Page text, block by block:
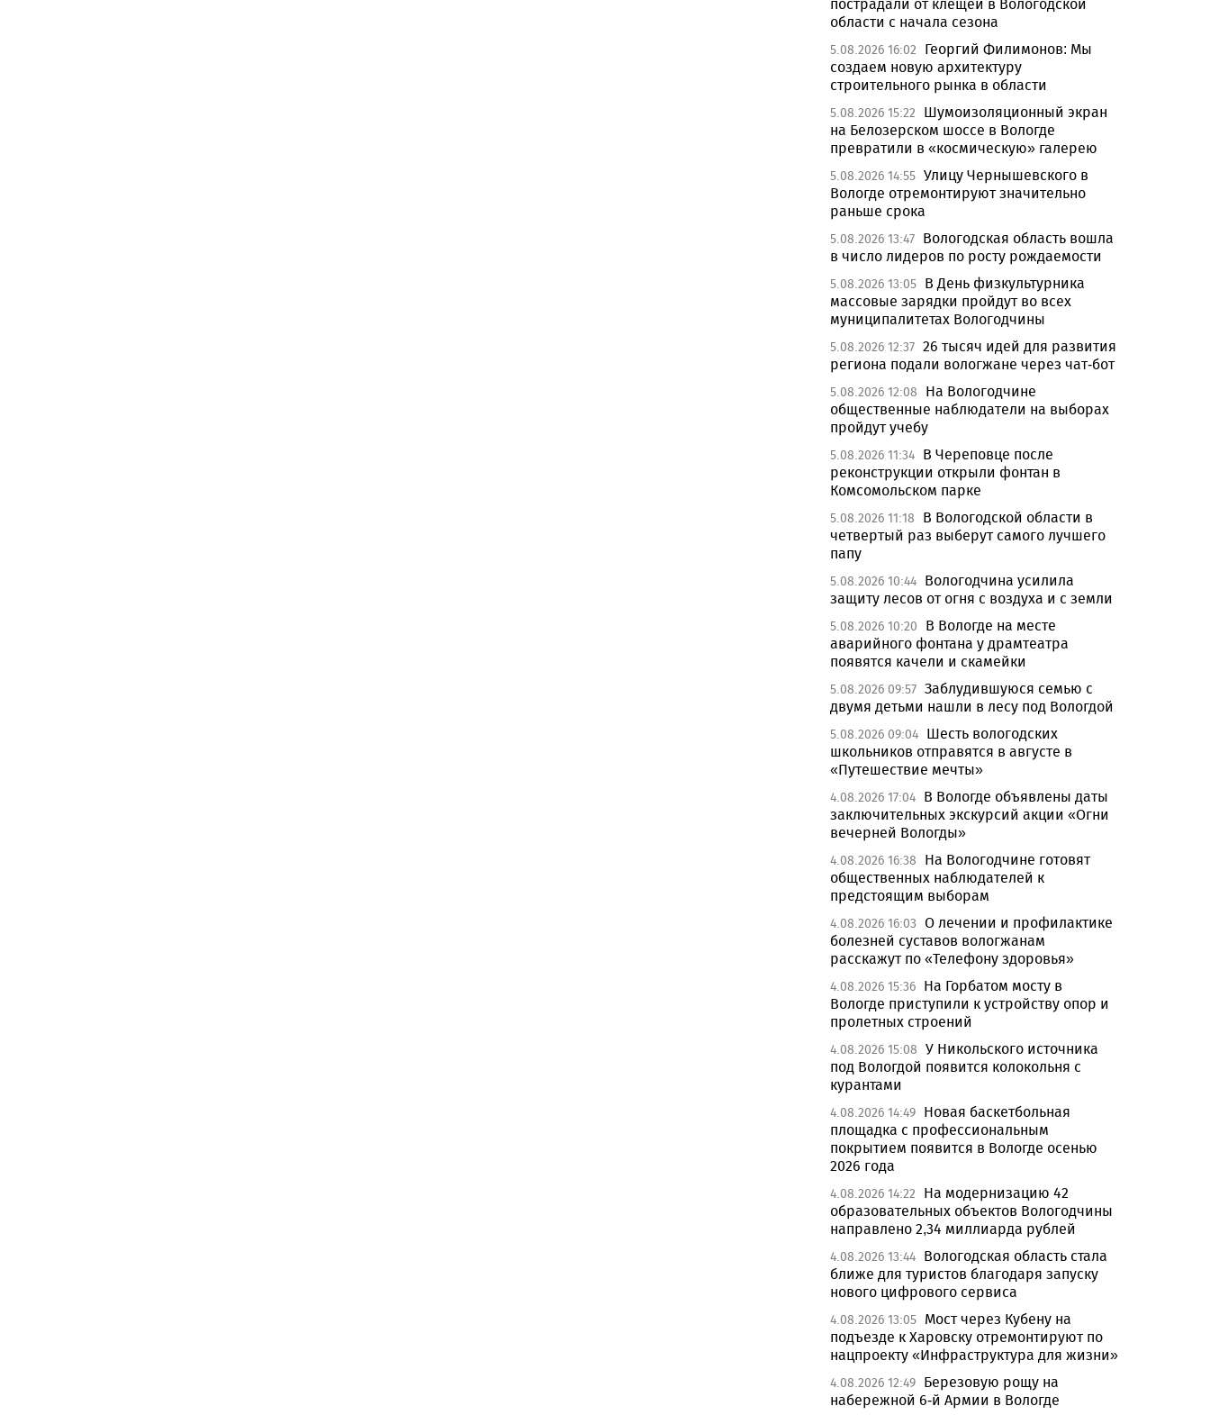
пострадали от клещей в Вологодской
области с начала сезона
5.08.2026 16:02
Георгий Филимонов: Мы
создаем новую архитектуру
строительного рынка в области
5.08.2026 15:22
Шумоизоляционный экран
на Белозерском шоссе в Вологде
превратили в «космическую» галерею
5.08.2026 14:55 Улицу Чернышевского в
Вологде отремонтируют значительно
раньше срока
5.08.2026 13:47 Вологодская область вошла
в число лидеров по росту рождаемости
5.08.2026 13:05 В День физкультурника
массовые зарядки пройдут во всех
муниципалитетах Вологодчины
5.08.2026 12:37 26 тысяч идей для развития
региона подали вологжане через чат-бот
5.08.2026 12:08
На Вологодчине
общественные наблюдатели на выборах
пройдут учебу
5.08.2026 11:34 В Череповце после
реконструкции открыли фонтан в
Комсомольском парке
5.08.2026 11:18
В Вологодской области в
четвертый раз выберут самого лучшего
папу
5.08.2026 10:44 Вологодчина усилила
защиту лесов от огня с воздуха и с земли
5.08.2026 10:20
В Вологде на месте
аварийного фонтана у драмтеатра
появятся качели и скамейки
5.08.2026 09:57 Заблудившуюся семью с
двумя детьми нашли в лесу под Вологдой
5.08.2026 09:04 Шесть вологодских
школьников отправятся в августе в
«Путешествие мечты»
4.08.2026 17:04 В Вологде объявлены даты
заключительных экскурсий акции «Огни
вечерней Вологды»
4.08.2026 16:38
На Вологодчине готовят
общественных наблюдателей к
предстоящим выборам
4.08.2026 16:03 О лечении и профилактике
болезней суставов вологжанам
расскажут по «Телефону здоровья»
4.08.2026 15:36 На Горбатом мосту в
Вологде приступили к устройству опор и
пролетных строений
4.08.2026 15:08 У Никольского источника
под Вологдой появится колокольня с
курантами
4.08.2026 14:49 Новая баскетбольная
площадка с профессиональным
покрытием появится в Вологде осенью
2026 года
4.08.2026 14:22
На модернизацию 42
образовательных объектов Вологодчины
направлено 2,34 миллиарда рублей
4.08.2026 13:44 Вологодская область стала
ближе для туристов благодаря запуску
нового цифрового сервиса
4.08.2026 13:05 Мост через Кубену на
подъезде к Харовску отремонтируют по
нацпроекту «Инфраструктура для жизни»
4.08.2026 12:49 Березовую рощу на
набережной 6-й Армии в Вологде